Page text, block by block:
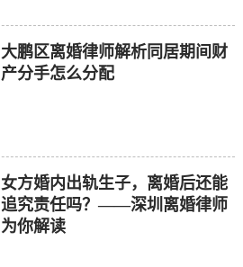
大鹏区离婚律师解析同居期间财
产分手怎么分配
女方婚内出轨生子，离婚后还能
追究责任吗？——深圳离婚律师
为你解读